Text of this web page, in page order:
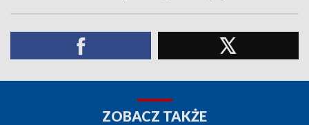
ZOBACZ TAKŻE